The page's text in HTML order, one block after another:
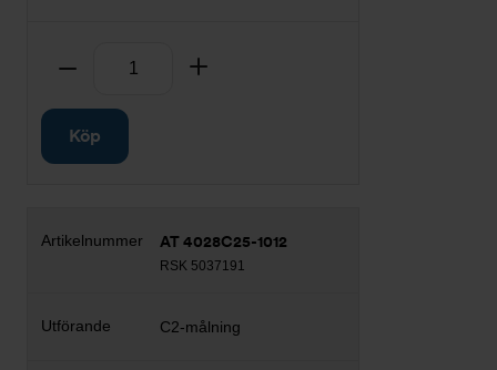
Ta bort
Köp
AT 4028C25-1012
RSK 5037191
C2-målning